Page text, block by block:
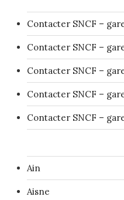
Contacter SNCF –
Contacter SNCF –
Contacter SNCF –
Contacter SNCF –
Contacter SNCF –
Ain
Aisne